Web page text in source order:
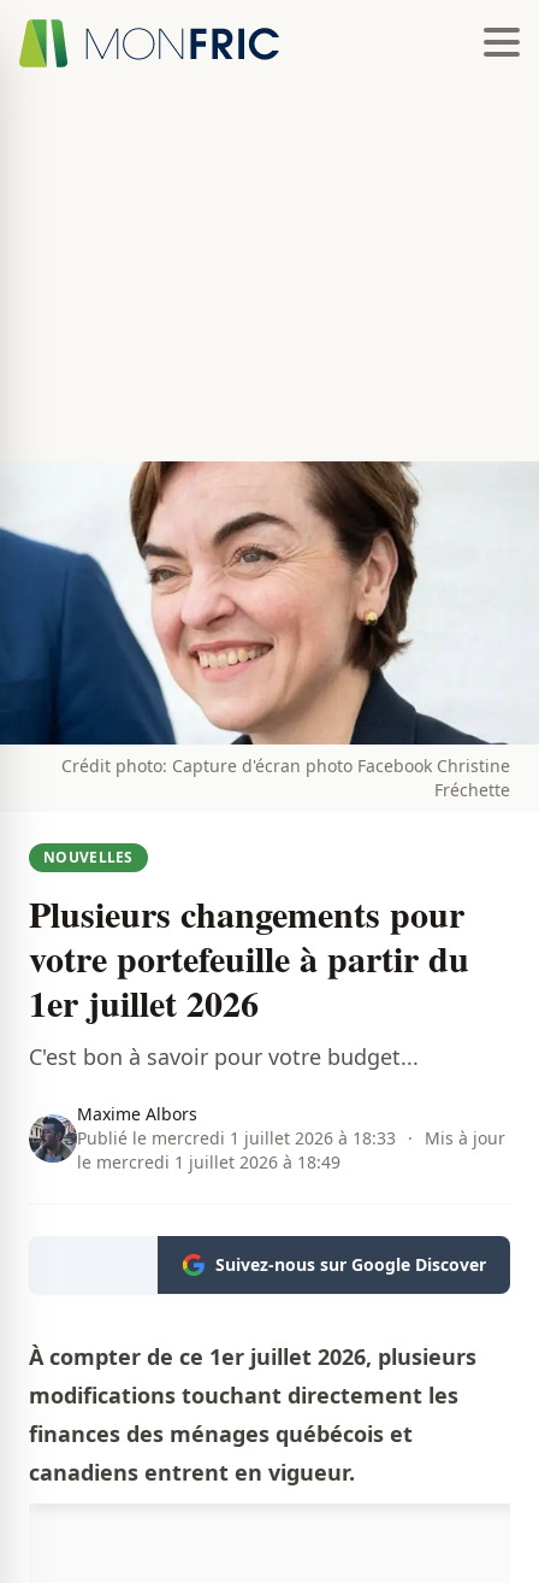
Crédit photo: Capture d'écran photo Facebook Christine
Fréchette
NOUVELLES
Plusieurs changements pour
votre portefeuille à partir du
1er juillet 2026
C'est bon à savoir pour votre budget...
Maxime Albors
Publié le mercredi 1 juillet 2026 à 18:33
·
Mis à jour
le mercredi 1 juillet 2026 à 18:49
Suivez-nous sur Google Discover
À compter de ce 1er juillet 2026, plusieurs
modifications touchant directement les
finances des ménages québécois et
canadiens entrent en vigueur.